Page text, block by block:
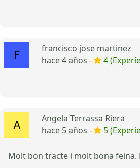
francisco jose martinez
hace 4 años -
4
Angela Terrassa Riera
hace 5 años -
5
Molt bon tracte i molt bona feina.